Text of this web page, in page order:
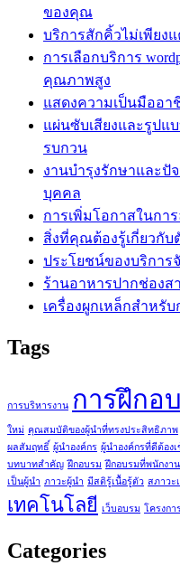
ของคุณ
บริการสักคิ้วไม่เพียง
การเลือกบริการ
คุณภาพสูง
แสดงความเป็นมืออา
แผ่นซับเสียงและรูปแ
รบกวน
งานบำรุงรักษาและปั
บุคคล
การเพิ่มโอกาสในกา
สิ่งที่คุณต้องรู้เกี่ยวกับ
ประโยชน์ของบริการ
ร้านอาหารปากช่องส
เครื่องผูกเหล็กสำหรั
Tags
การบริหารงาน การฝึกอ
ใหม่ คุณสมบัติของผู้นำที่ทรงประสิทธิภาพ
ผลสัมฤทธิ์ ผู้นำองค์กร ผู้นำองค์กรที่ดีต้อง
บทบาทสำคัญ ฝึกอบรม ฝึกอบรมที่พนักงาน
เป็นผู้นำ ภาวะผู้นำ มีสติรู้เนื้อรู้ตัว สภาวะ
เทคโนโลยี เว็บอบรม โครงกา
Categories